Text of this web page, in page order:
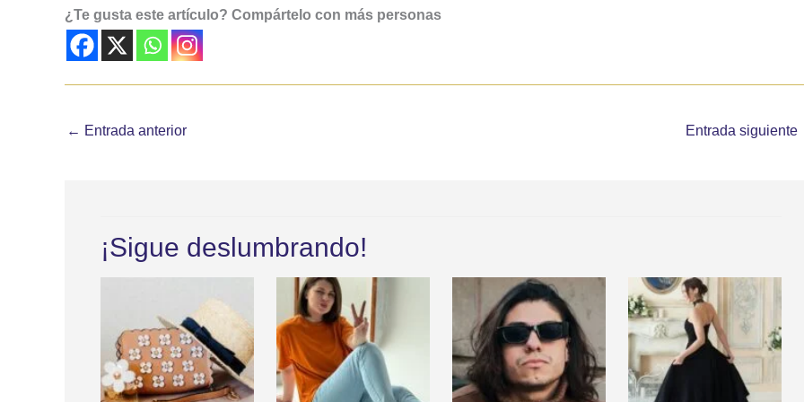
¿Te gusta este artículo? Compártelo con más personas
← Entrada anterior Entrada siguiente
¡Sigue deslumbrando!